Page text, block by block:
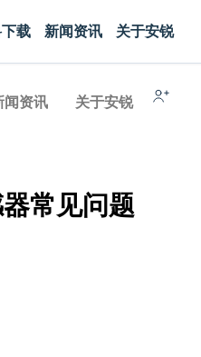
载 新闻资讯 关于安锐
闻资讯 关于安锐
常见问题